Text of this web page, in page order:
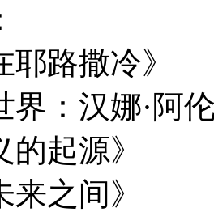
耶路撒冷》
界：汉娜·阿
的起源》
来之间》